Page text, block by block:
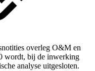
overleg O&M en
wordt, bij de inwerking
analyse uitgesloten.